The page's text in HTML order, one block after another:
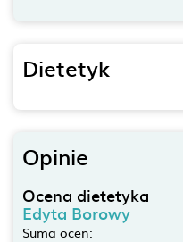
Dietetyk
Opinie
Ocena dietetyka
Edyta Borowy
Suma ocen: